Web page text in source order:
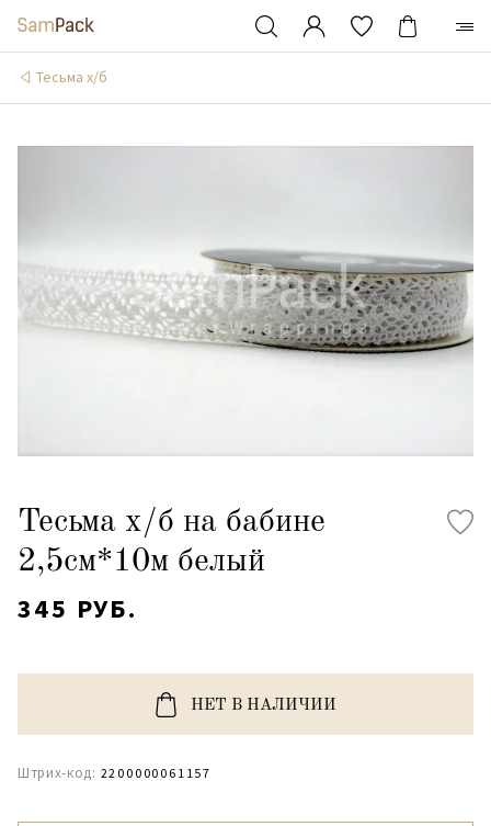
Тесьма х/б
Тесьма х/б на бабине
2,5см*10м белый
345 РУБ.
НЕТ В НАЛИЧИИ
Штрих-код: 2200000061157